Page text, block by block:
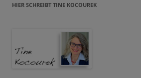
HIER SCHREIBT TINE KOCOUREK